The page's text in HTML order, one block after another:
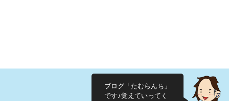
ブログ「たむらんち」
です♪覚えていってく